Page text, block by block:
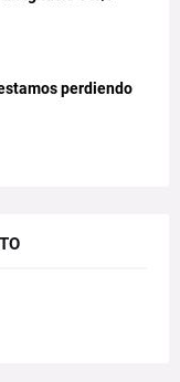
perdiendo